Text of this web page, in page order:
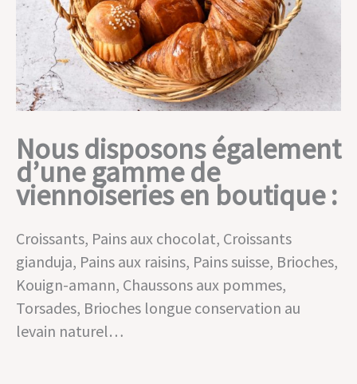
Nous disposons également
d’une gamme de
viennoiseries en boutique :
Croissants, Pains aux chocolat, Croissants
gianduja, Pains aux raisins, Pains suisse, Brioches,
Kouign-amann, Chaussons aux pommes,
Torsades, Brioches longue conservation au
levain naturel…